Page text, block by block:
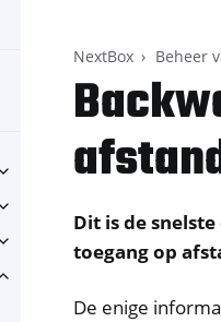
Toggle navigation of
Toggle navigation of NitroPad,
Toggle navigation of
Toggle navigation of NextBox
NextBox Beheer
Dit is de
toegang op
De enige